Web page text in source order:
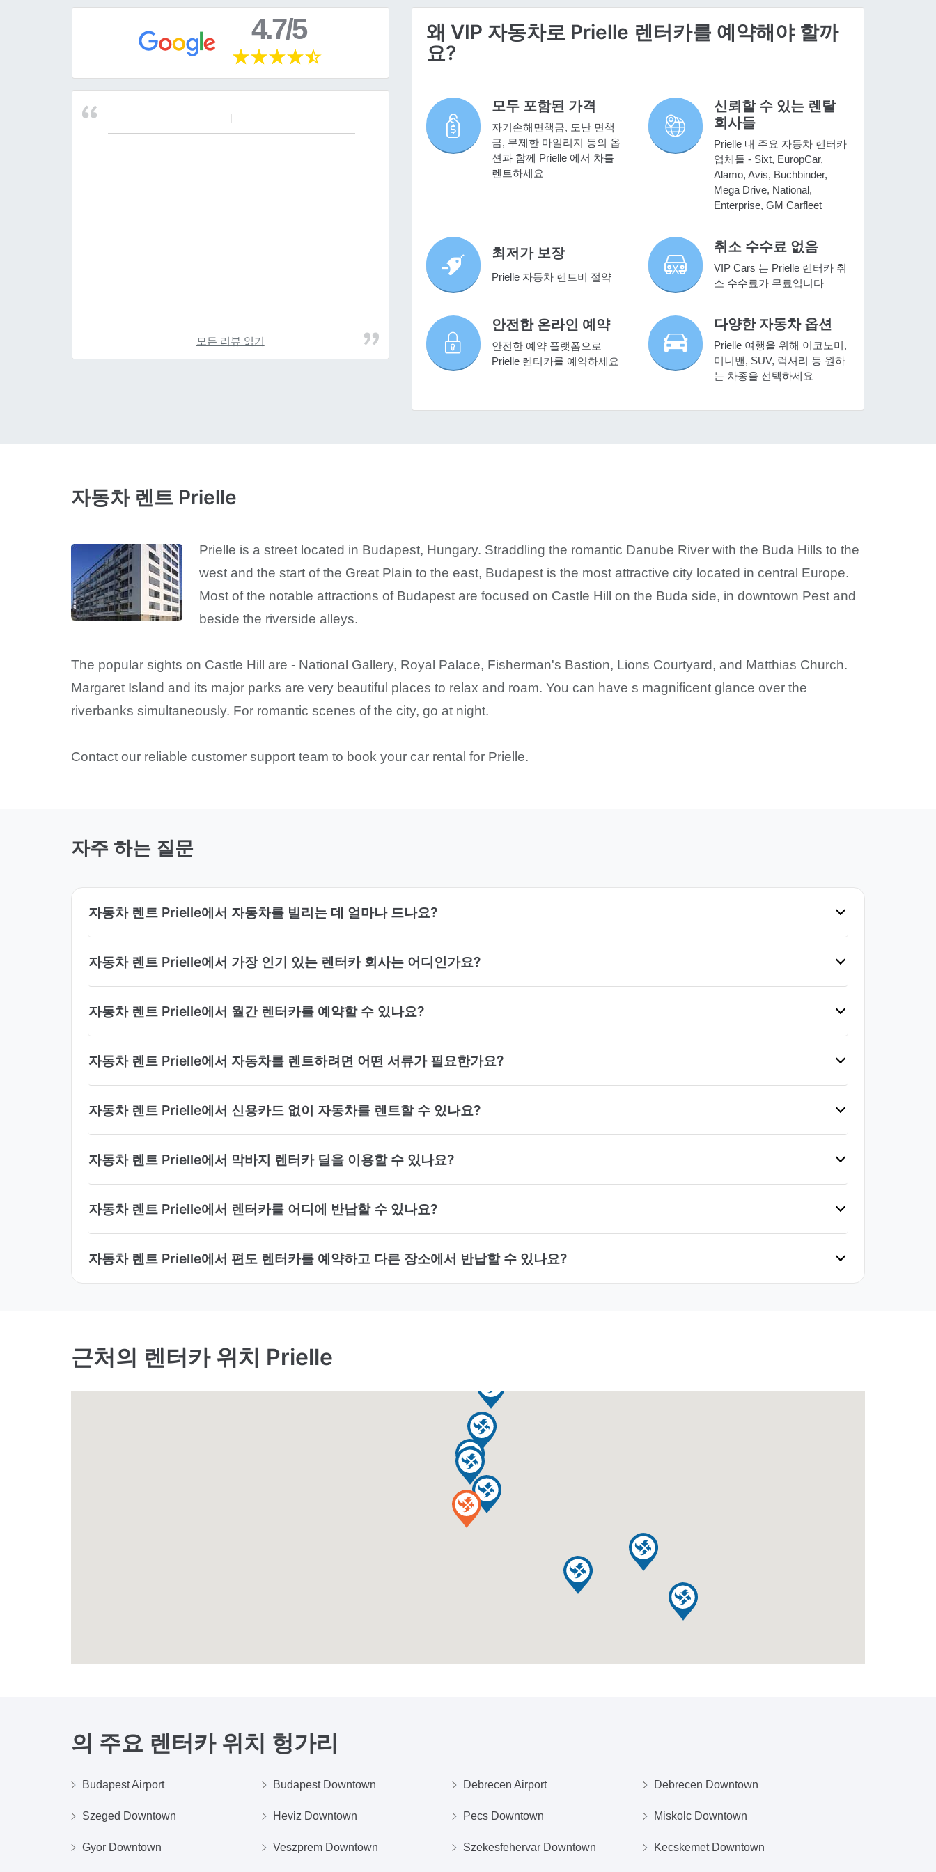
4.7/5
모든 리뷰 읽기
왜 VIP 자동차로 Prielle 렌터카를 예약해야 할까
요?
모두 포함된 가격
자기손해면책금, 도난 면책
금, 무제한 마일리지 등의 옵
션과 함께 Prielle 에서 차를
렌트하세요
신뢰할 수 있는 렌탈
회사들
Prielle 내 주요 자동차 렌터카
업체들 - Sixt, EuropCar,
Alamo, Avis, Buchbinder,
Mega Drive, National,
Enterprise, GM Carfleet
최저가 보장
Prielle 자동차 렌트비 절약
취소 수수료 없음
VIP Cars 는 Prielle 렌터카 취
소 수수료가 무료입니다
안전한 온라인 예약
안전한 예약 플랫폼으로
Prielle 렌터카를 예약하세요
다양한 자동차 옵션
Prielle 여행을 위해 이코노미,
미니밴, SUV, 럭셔리 등 원하
는 차종을 선택하세요
자동차 렌트 Prielle
Prielle is a street located in Budapest, Hungary. Straddling the romantic Danube River with the Buda Hills to the
west and the start of the Great Plain to the east, Budapest is the most attractive city located in central Europe.
Most of the notable attractions of Budapest are focused on Castle Hill on the Buda side, in downtown Pest and
beside the riverside alleys.
The popular sights on Castle Hill are - National Gallery, Royal Palace, Fisherman's Bastion, Lions Courtyard, and Matthias Church.
Margaret Island and its major parks are very beautiful places to relax and roam. You can have s magnificent glance over the
riverbanks simultaneously. For romantic scenes of the city, go at night.
Contact our reliable customer support team to book your car rental for Prielle.
자주 하는 질문
자동차 렌트 Prielle에서 자동차를 빌리는 데 얼마나 드나요?
자동차 렌트 Prielle에서 가장 인기 있는 렌터카 회사는 어디인가요?
자동차 렌트 Prielle에서 월간 렌터카를 예약할 수 있나요?
자동차 렌트 Prielle에서 자동차를 렌트하려면 어떤 서류가 필요한가요?
자동차 렌트 Prielle에서 신용카드 없이 자동차를 렌트할 수 있나요?
자동차 렌트 Prielle에서 막바지 렌터카 딜을 이용할 수 있나요?
자동차 렌트 Prielle에서 렌터카를 어디에 반납할 수 있나요?
자동차 렌트 Prielle에서 편도 렌터카를 예약하고 다른 장소에서 반납할 수 있나요?
근처의 렌터카 위치 Prielle
의 주요 렌터카 위치 헝가리
Budapest Airport Budapest Downtown Debrecen Airport Debrecen Downtown
Szeged Downtown Heviz Downtown Pecs Downtown Miskolc Downtown
Gyor Downtown Veszprem Downtown Szekesfehervar Downtown Kecskemet Downtown